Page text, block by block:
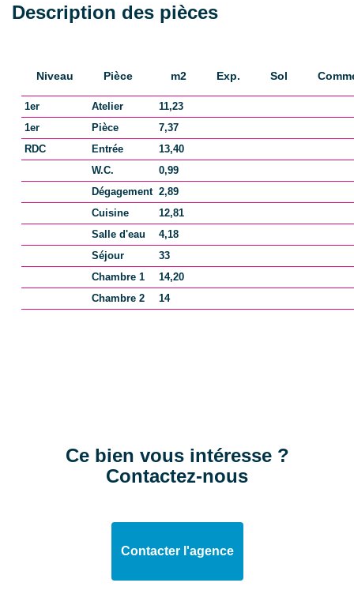
Surface 114 m2
Surface au sol 120 m2
Surface séjour
Dépendance(s)
Surface terrain
Bon
Etat extérieur
Description des pièces
Niveau Pièce m2 Exp. Sol
1er Atelier
11,23
1er
Pièce
7,37
RDC
Entrée
13,40
W.C.
0,99
Dégagement 2,89
Cuisine
12,81
Salle d'eau
4,18
Séjour
33
Chambre 1
14,20
Chambre 2
14
Ce bien vous intéresse ?
Contactez-nous
Contacter l'agence